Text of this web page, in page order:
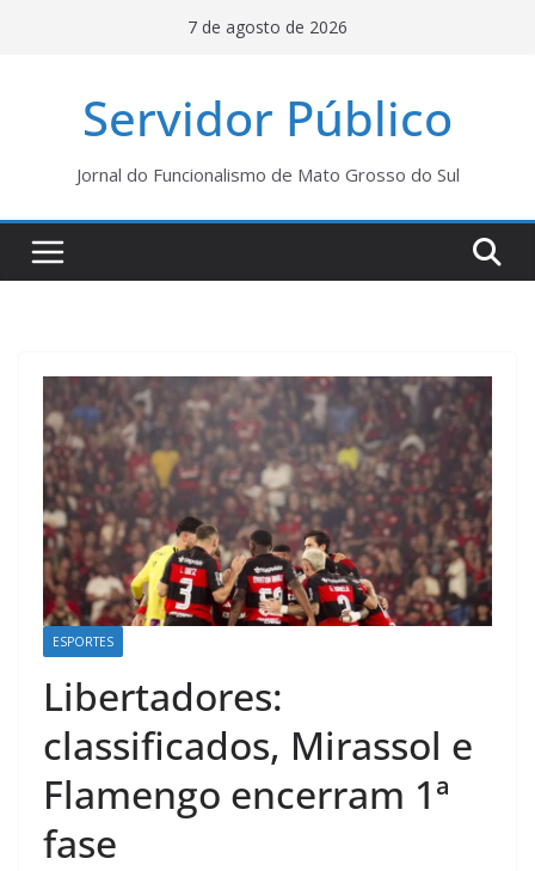
7 de agosto de 2026
Servidor Público
Jornal do Funcionalismo de Mato Grosso do Sul
ESPORTES
Libertadores:
classificados, Mirassol e
Flamengo encerram 1ª
fase